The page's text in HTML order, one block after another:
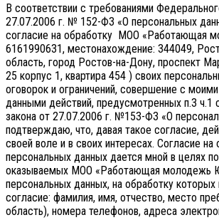
В соответствии с требованиями
27.07.2006 г. № 152-ФЗ «О персональных
согласие на обработку МОО «Работающая
6161990631, местонахождение: 344049,
область, город Ростов-на-Дону, проспект
25 корпус 1, квартира 454 ) своих
оговорок и ограничений, совершение с
данными действий, предусмотренных п.3 ч.1
закона от 27.07.2006 г. №153-ФЗ «О
подтверждаю, что, давая такое согласие,
своей воле и в своих интересах. Согласие на
персональных данных дается мной в целях
оказываемых МОО «Работающая молодежь
персональных данных, на обработку которых
согласие: фамилия, имя, отчество, место
область), номера телефонов, адреса